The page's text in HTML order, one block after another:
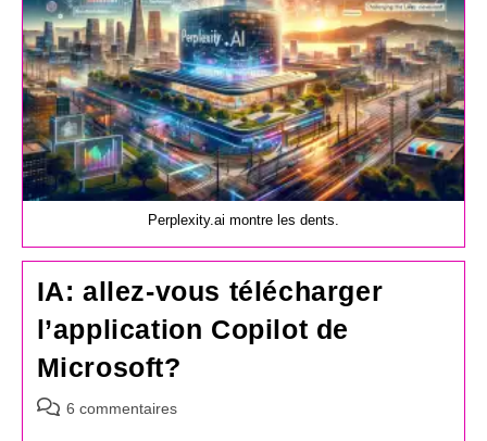
Perplexity.ai montre les dents.
IA: allez-vous télécharger
l’application Copilot de
Microsoft?
Commentaires
6 commentaires